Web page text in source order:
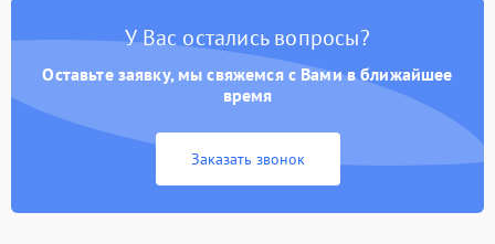
Неисправность системы
перенапряжения
1000 ₽ Подробнее →
Неисправность системы
защиты от замыкания
1000 ₽
защиты от перегрева
У Вас остались вопросы?
Оставьте заявку, мы свяжемся с Вами в ближайшее
время
Заказать звонок